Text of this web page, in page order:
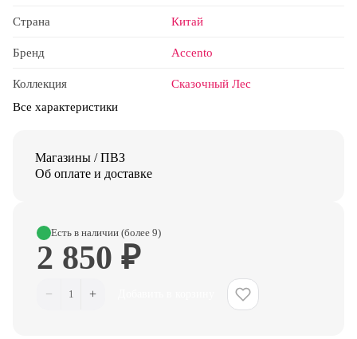
Страна Китай
Бренд Accento
Коллекция
Сказочный Лес
Все характеристики
Магазины / ПВЗ
Об оплате и доставке
Есть в наличии (более 9)
2 850 ₽
− 1 +